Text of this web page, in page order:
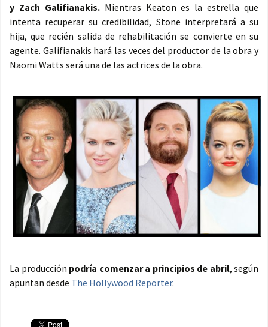
y Zach Galifianakis.Mientras Keaton es la estrella que
intenta recuperar su credibilidad, Stone interpretará a su
hija, que recién salida de rehabilitación se convierte en su
agente. Galifianakis hará las veces del productor de la obra y
Naomi Watts será una de las actrices de la obra.
La producción podría comenzar a principios de abril, según
apuntan desde The Hollywood Reporter.